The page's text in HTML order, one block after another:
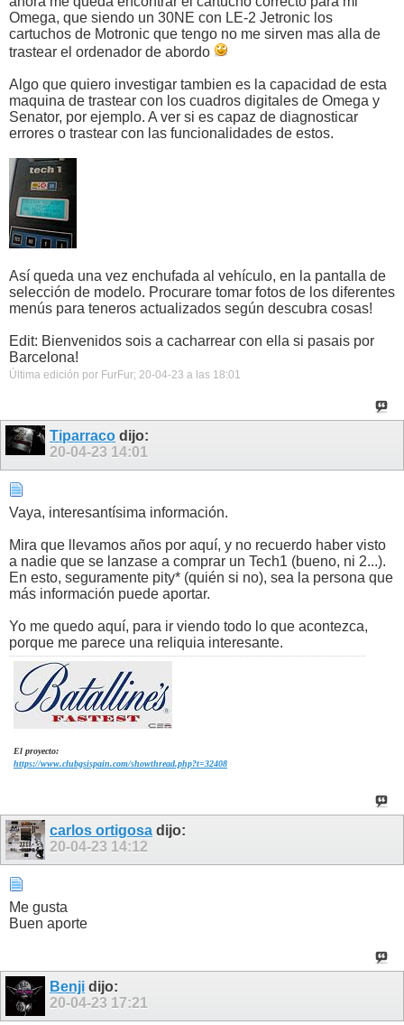
Omega, que siendo un 30NE con LE-2 Jetronic los
cartuchos de Motronic que tengo no me sirven mas alla de
trastear el ordenador de abordo
Algo que quiero investigar tambien es la capacidad de esta
maquina de trastear con los cuadros digitales de Omega y
Senator, por ejemplo. A ver si es capaz de diagnosticar
errores o trastear con las funcionalidades de estos.
Así queda una vez enchufada al vehículo, en la pantalla de
selección de modelo. Procurare tomar fotos de los diferentes
menús para teneros actualizados según descubra cosas!
Edit: Bienvenidos sois a cacharrear con ella si pasais por
Barcelona!
Última edición por FurFur; 20-04-23 a las 18:01
Tiparraco dijo:
20-04-23 14:01
Vaya, interesantísima información.
Mira que llevamos años por aquí, y no recuerdo haber visto
a nadie que se lanzase a comprar un Tech1 (bueno, ni 2...).
En esto, seguramente pity* (quién si no), sea la persona que
más información puede aportar.
Yo me quedo aquí, para ir viendo todo lo que acontezca,
porque me parece una reliquia interesante.
El proyecto:
https://www.clubgsispain.com/showthread.php?t=32408
carlos ortigosa dijo:
20-04-23 14:12
Me gusta
Buen aporte
Benji dijo:
20-04-23 17:21